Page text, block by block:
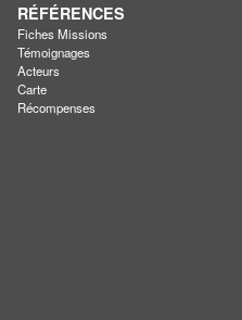
RÉFÉRENCES
Fiches Missions
Témoignages
Acteurs
Carte
Récompenses